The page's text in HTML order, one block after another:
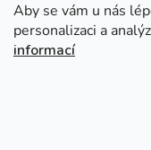
Aby se vám u nás
personalizaci a
informací